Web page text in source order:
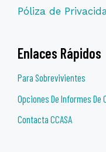
Póliza de
Enlaces Rápidos
Para Sobrevivientes
Opciones De Informes De
Contacta CCASA